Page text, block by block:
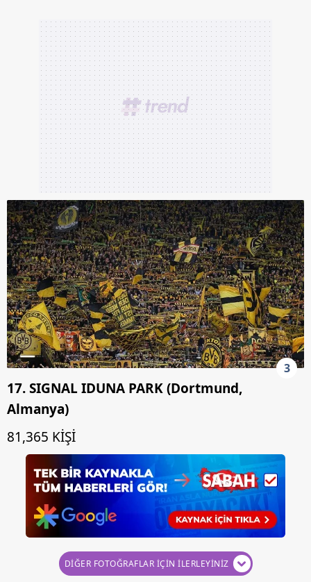
3
17. SIGNAL IDUNA PARK (Dortmund,
Almanya)
81,365 KİŞİ
DİĞER FOTOĞRAFLAR İÇİN İLERLEYİNİZ